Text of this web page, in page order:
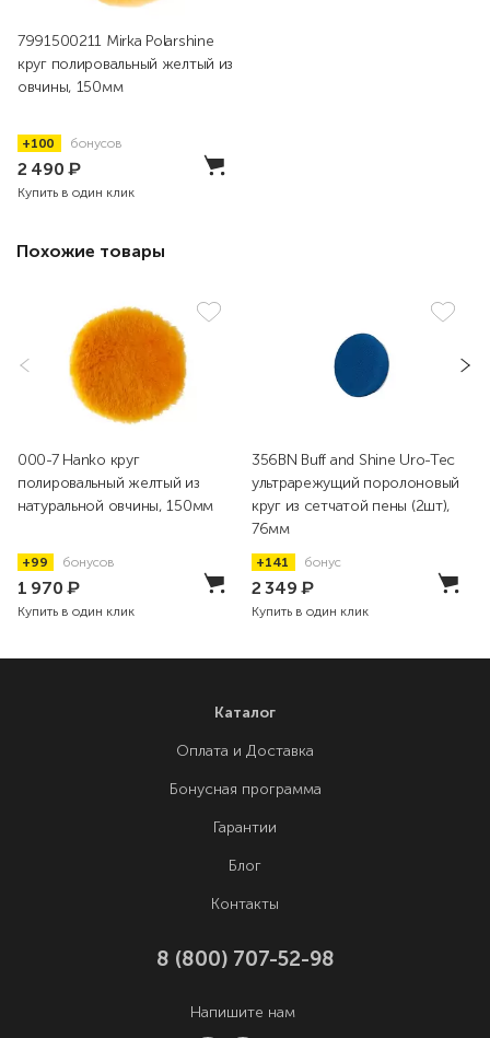
7991500211 Mirka Polarshine
круг полировальный желтый из
овчины, 150мм
+100 бонусов
2 490₽
Купить в один клик
Похожие товары
000-7 Hanko круг
полировальный желтый из
натуральной овчины, 150мм
+99 бонусов
1 970₽
Купить в один клик
356BN Buff and Shine Uro-Tec
ультрарежущий поролоновый
круг из сетчатой пены (2шт),
76мм
+141 бонус
2 349₽
Купить в один клик
Каталог
Оплата и Доставка
Бонусная программа
Гарантии
Блог
Контакты
8 (800) 707-52-98
Напишите нам